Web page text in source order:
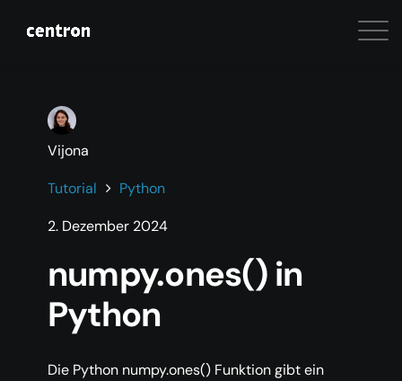
Vijona
Tutorial
Python
2. Dezember 2024
numpy.ones() in
Python
Die Python numpy.ones() Funktion gibt ein